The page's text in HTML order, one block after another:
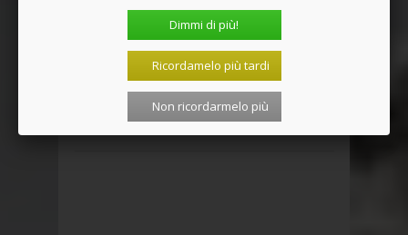
Puoi pagare con paypal o carta di
credito, in modo rapido e facilissimo.
Basta cliccare qui!
Condividi questo articolo:
Dimmi di più!
Ricordamelo più tardi
Non ricordarmelo più